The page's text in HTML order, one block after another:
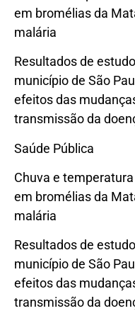
em bromélias da
malária
Resultados de
município de São
efeitos das
transmissão da
Saúde Pública
Chuva e
em bromélias da
malária
Resultados de
município de São
efeitos das
transmissão da